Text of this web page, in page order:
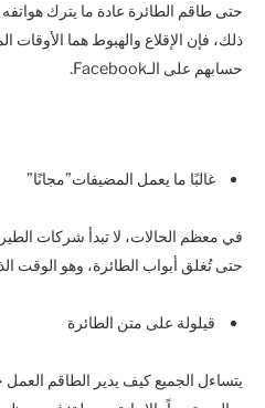
حتى طاقم الطائرة عادة ما يترك
ذلك، فإن الإقلاع والهبوط هما
حسابهم على الـFacebook.
غالبًا ما يعمل المضيفات”مجانًا”
في معظم الحالات، لا تبدأ شركات
حتى تُغلق أبواب الطائرة، وهو الوقت
قيلولة على متن الطائرة